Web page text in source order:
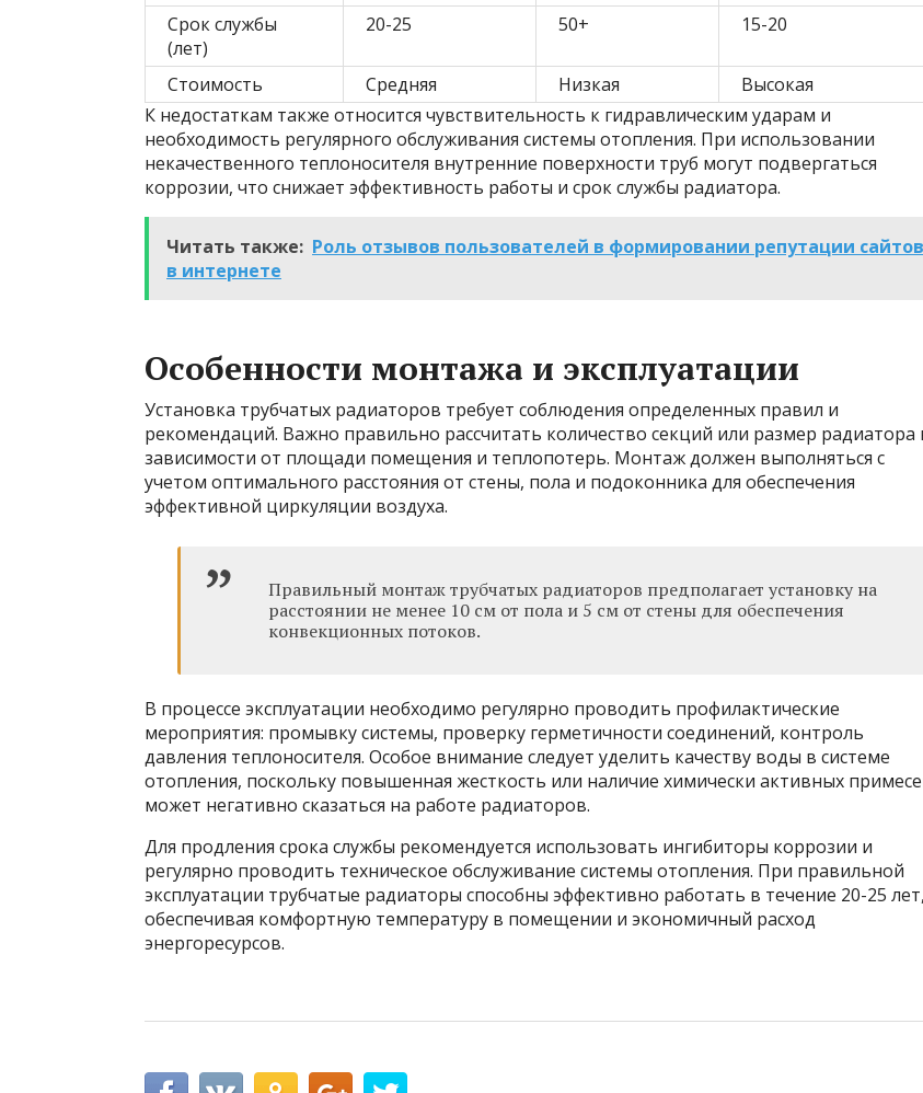
Срок службы
(лет)
20-25 50+ 15-20
Стоимость Средняя Низкая
Высокая
К недостаткам также относится чувствительность к гидравлическим ударам и
необходимость регулярного обслуживания системы отопления. При использовании
некачественного теплоносителя внутренние поверхности труб могут подвергаться
коррозии, что снижает эффективность работы и срок службы радиатора.
Читать также: Роль отзывов пользователей в формировании репутации сайтов
в интернете
Особенности монтажа и эксплуатации
Установка трубчатых радиаторов требует соблюдения определенных правил и
рекомендаций. Важно правильно рассчитать количество секций или размер радиатора
зависимости от площади помещения и теплопотерь. Монтаж должен выполняться с
учетом оптимального расстояния от стены, пола и подоконника для обеспечения
эффективной циркуляции воздуха.
Правильный монтаж трубчатых радиаторов предполагает установку на
расстоянии не менее 10 см от пола и 5 см от стены для обеспечения
конвекционных потоков.
В процессе эксплуатации необходимо регулярно проводить профилактические
мероприятия: промывку системы, проверку герметичности соединений, контроль
давления теплоносителя. Особое внимание следует уделить качеству воды в системе
отопления, поскольку повышенная жесткость или наличие химически активных
может негативно сказаться на работе радиаторов.
Для продления срока службы рекомендуется использовать ингибиторы коррозии и
регулярно проводить техническое обслуживание системы отопления. При правильной
эксплуатации трубчатые радиаторы способны эффективно работать в течение 20-25 лет,
обеспечивая комфортную температуру в помещении и экономичный расход
энергоресурсов.